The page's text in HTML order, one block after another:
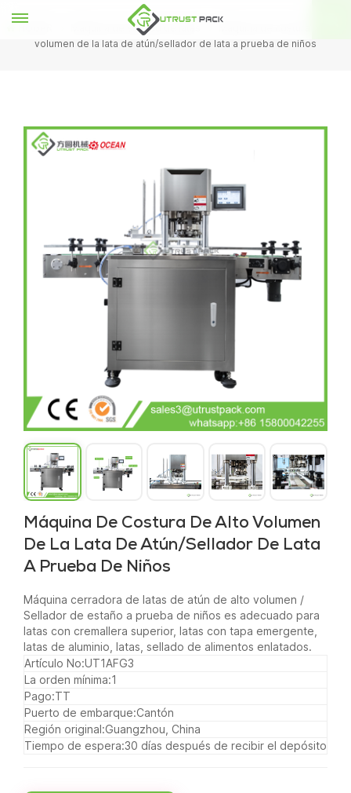
Máquina de sellado de latas
volumen de la lata de atún/sellador de lata a prueba de niños
Máquina De Costura De Alto Volumen
De La Lata De Atún/sellador De Lata
A Prueba De Niños
Máquina cerradora de latas de atún de alto volumen /
Sellador de estaño a prueba de niños es adecuado para
latas con cremallera superior, latas con tapa emergente,
latas de aluminio, latas, sellado de alimentos enlatados.
Artículo No:UT1AFG3
La orden mínima:1
Pago:TT
Puerto de embarque:Cantón
Región original:Guangzhou, China
Tiempo de espera:30 días después de recibir el depósito